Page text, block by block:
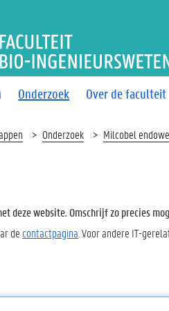
Onderzoek Over de faculteit
BIO-
Onderzoek Milcobel
deze website. Omschrijf zo precies
de contactpagina . Voor andere IT-